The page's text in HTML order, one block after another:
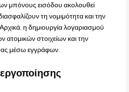
μπόνους εισόδου ακολουθεί
τη νομιμότητα και την
η δημιουργία λογαριασμού
ατομικών στοιχείων και την
μέσω εγγράφων.